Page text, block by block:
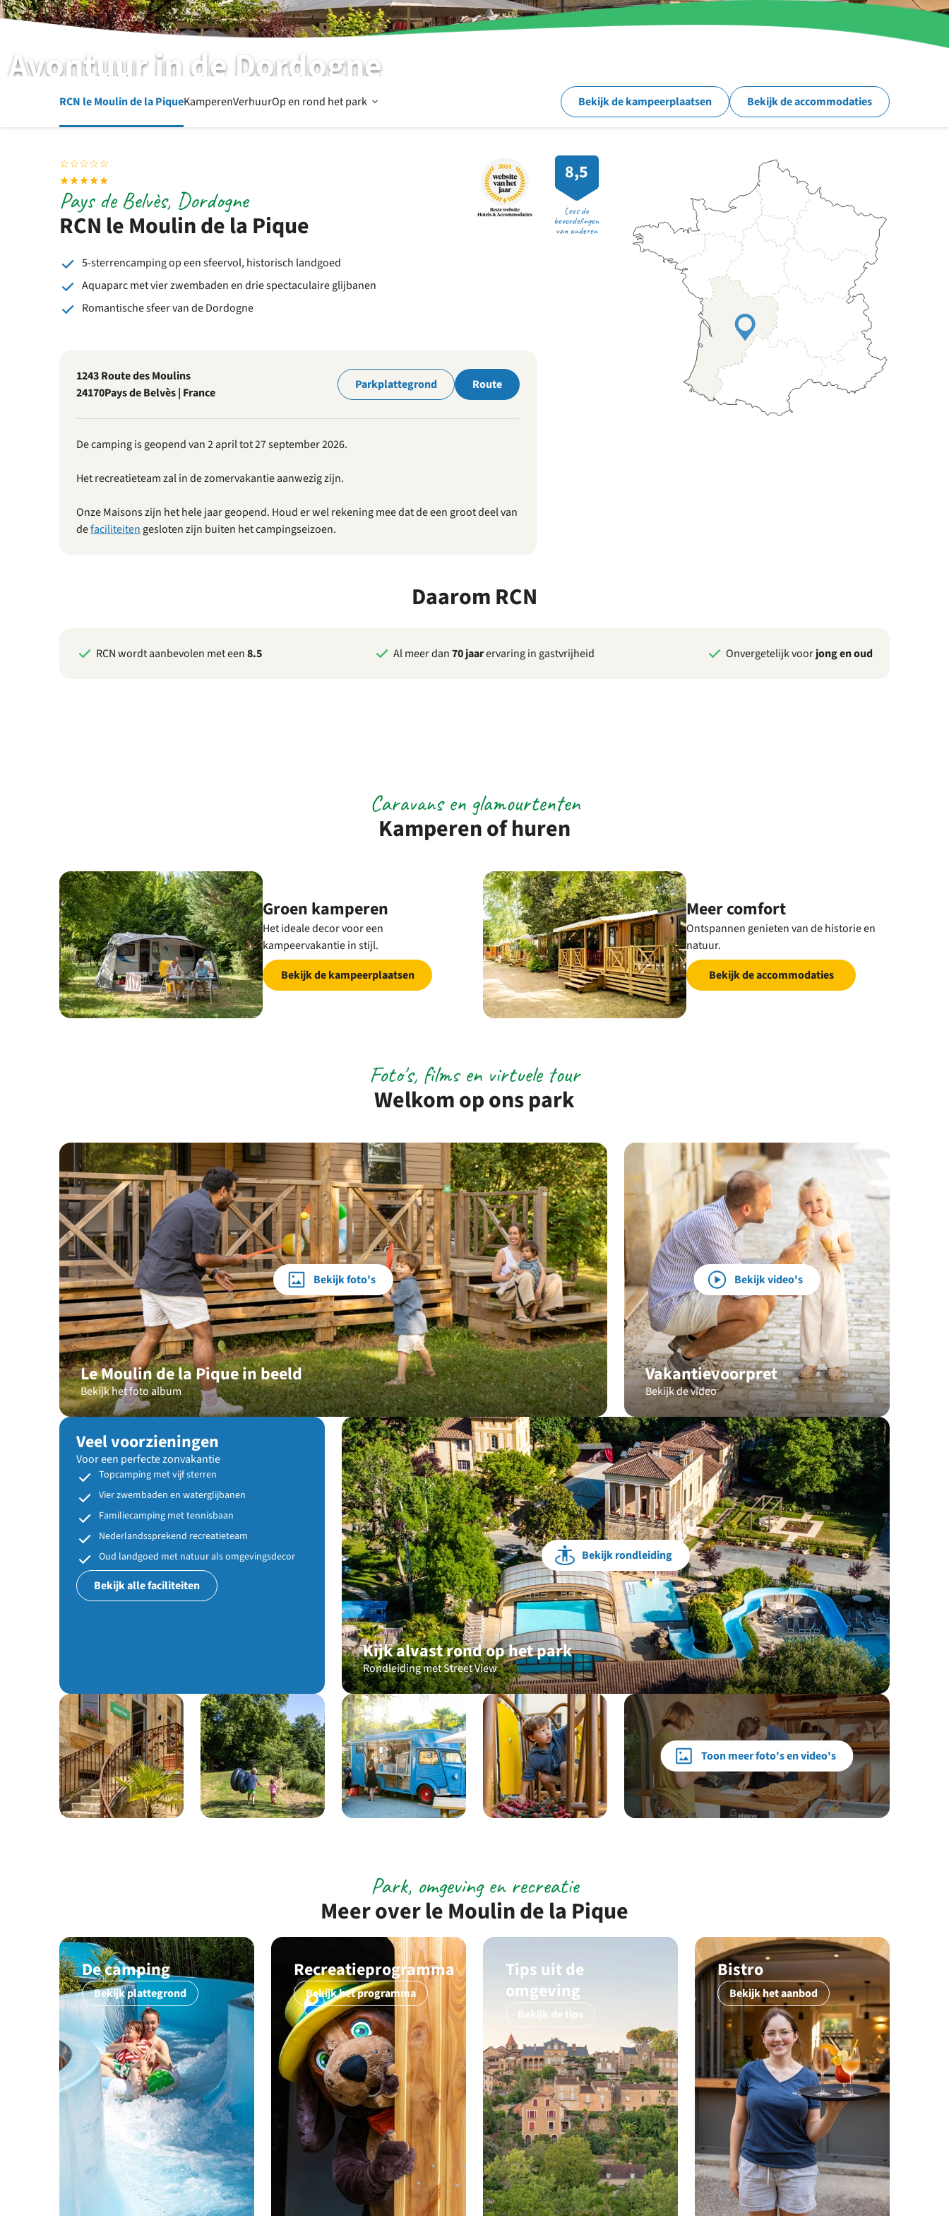
Avontuur in de Dordogne
RCN le Moulin de la Pique | Pays de Belvès | Dordogne
RCN le Moulin de la PiqueKamperenVerhuurOp en rond het park Open Bekijk de kampeerplaatsen Bekijk de accommodaties
☆☆☆☆☆
★★★★★
RCN le Moulin de la Pique
Pays de Belvès, Dordogne
8,5
Lees de
beoordelingen
van anderen
5-sterrencamping op een sfeervol, historisch landgoed
Aquaparc met vier zwembaden en drie spectaculaire glijbanen
Romantische sfeer van de Dordogne
1243 Route des Moulins
24170Pays de Belvès | France
Parkplattegrond Route
De camping is geopend van 2 april tot 27 september 2026.
Het recreatieteam zal in de zomervakantie aanwezig zijn.
Onze Maisons zijn het hele jaar geopend. Houd er wel rekening mee dat de een groot deel van
defaciliteiten gesloten zijn buiten het campingseizoen.
Daarom RCN
RCN wordt aanbevolen met een8.5 Al meer dan70 jaarervaring in gastvrijheid Onvergetelijk voorjong en oud
Kamperen of huren
Caravans en glamourtenten
Groen kamperen
Het ideale decor voor een
kampeervakantie in stijl.
Bekijk de kampeerplaatsen
Meer comfort
Ontspannen genieten van de historie en
natuur.
Bekijk de accommodaties
Welkom op ons park
Foto's, films en virtuele tour
Le Moulin de la Pique in beeld
Bekijk het foto album
Bekijk foto's
Vakantievoorpret
Bekijk de video
Bekijk video's
Veel voorzieningen
Voor een perfecte zonvakantie
Topcamping met vijf sterren
Vier zwembaden en waterglijbanen
Familiecamping met tennisbaan
Nederlandssprekend recreatieteam
Oud landgoed met natuur als omgevingsdecor
Bekijk alle faciliteiten
Kijk alvast rond op het park
Rondleiding met Street View
Bekijk rondleiding
Toon meer foto's en video's
Meer over le Moulin de la Pique
Park, omgeving en recreatie
De camping
Bekijk plattegrond
Recreatieprogramma
Bekijk het programma
Tips uit de
omgeving
Bekijk de tips
Bistro
Bekijk het aanbod